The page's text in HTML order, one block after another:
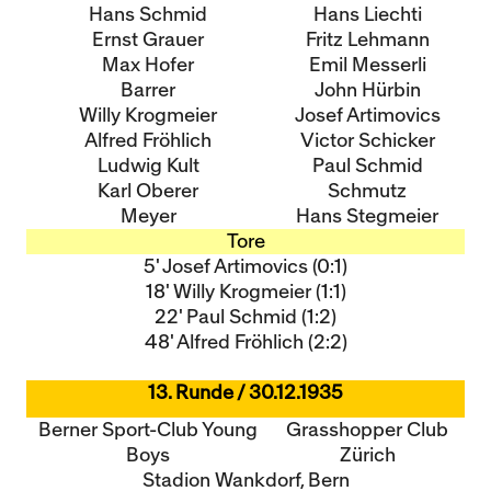
Hans Schmid
Ernst Grauer
Max Hofer
Barrer
Willy Krogmeier
Alfred Fröhlich
Ludwig Kult
Karl Oberer
Meyer
Hans Liechti
Fritz Lehmann
Emil Messerli
John Hürbin
Josef Artimovics
Victor Schicker
Paul Schmid
Schmutz
Hans Stegmeier
Tore
5' Josef Artimovics (0:1)
18' Willy Krogmeier (1:1)
22' Paul Schmid (1:2)
48' Alfred Fröhlich (2:2)
13. Runde / 30.12.1935
Berner Sport-Club Young
Boys
Grasshopper Club
Zürich
Stadion Wankdorf, Bern